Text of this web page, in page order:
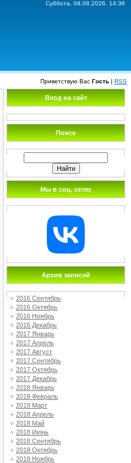
Суббота, 08.08.2026, 14:36
Приветствую Вас Гость | RSS
Вход на сайт
Поиск
Мы в соц. сетях
Архив записей
2016 Сентябрь
2016 Октябрь
2016 Ноябрь
2016 Декабрь
2017 Январь
2017 Апрель
2017 Август
2017 Сентябрь
2017 Октябрь
2017 Декабрь
2018 Январь
2018 Февраль
2018 Март
2018 Апрель
2018 Май
2018 Июнь
2018 Сентябрь
2018 Октябрь
2018 Ноябрь